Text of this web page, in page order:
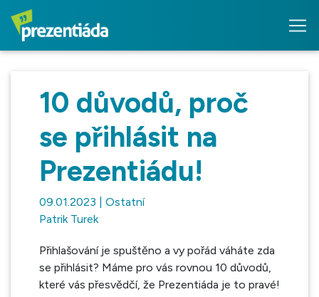
10 důvodů, proč
se přihlásit na
Prezentiádu!
09.01.2023 | Ostatní
Patrik Turek
Přihlašování je spuštěno a vy pořád váháte zda
se přihlásit? Máme pro vás rovnou 10 důvodů,
které vás přesvědčí, že Prezentiáda je to pravé!